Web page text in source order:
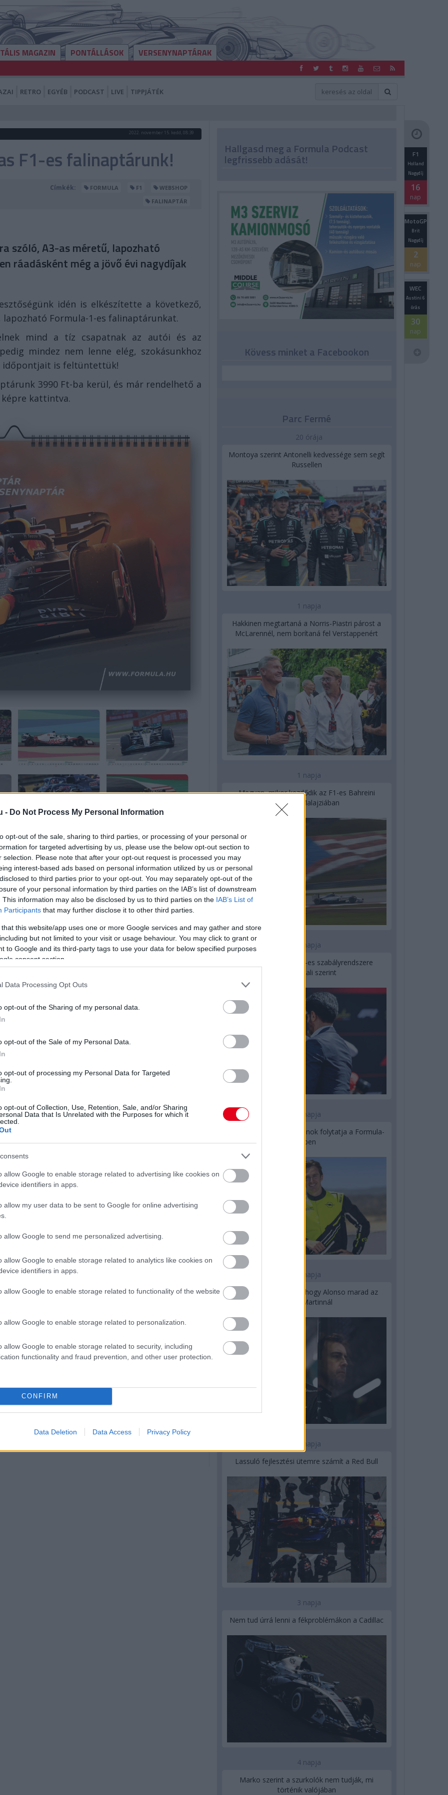
- Do Not Process My Personal Information
opt-out of the sale, sharing to third parties, or processing of your personal or
for targeted advertising by us, please use the below opt-out section to
selection. Please note that after your opt-out request is processed you may
interest-based ads based on personal information utilized by us or personal
to third parties prior to your opt-out. You may separately opt-out of the
of your personal information by third parties on the IAB’s list of downstream
This information may also be disclosed by us to third parties on the IAB’s List of
Participants that may further disclose it to other third parties.
that this website/app uses one or more Google services and may gather and store
but not limited to your visit or usage behaviour. You may click to grant or
to Google and its third-party tags to use your data for below specified purposes
consent section.
Data Processing Opt Outs
opt-out of the Sharing of my personal data.
opt-out of the Sale of my Personal Data.
opt-out of processing my Personal Data for Targeted
opt-out of Collection, Use, Retention, Sale, and/or Sharing
Data that Is Unrelated with the Purposes for which it
allow Google to enable storage related to advertising like cookies on
identifiers in apps.
allow my user data to be sent to Google for online advertising
allow Google to send me personalized advertising.
allow Google to enable storage related to analytics like cookies on
identifiers in apps.
allow Google to enable storage related to functionality of the website
allow Google to enable storage related to personalization.
allow Google to enable storage related to security, including
functionality and fraud prevention, and other user protection.
CONFIRM
Data Deletion Data Access Privacy Policy
MAGAZIN PONTÁLLÁSOK VERSENYNAPTÁRAK
RETRO EGYÉB PODCAST LIVE TIPPJÁTÉK
2022. november 15. kedd, 08:39
F1-es falinaptárunk!
Címkék: FORMULA F1
WEBSHOP
FALINAPTÁR
szóló, A3-as méretű, lapozható
ráadásként még a jövő évi nagydíjak
idén is elkészítette a következő,
lapozható Formula-1-es falinaptárunkat.
mind a tíz csapatnak az autói és az
mindez nem lenne elég, szokásunkhoz
időpontjait is feltüntettük!
3990 Ft-ba kerül, és már rendelhető a
kattintva.
további termékeink is elérhetők a
jár szokásos köteteink, az Autósport
idei kiadásainak készítése, amelyek rövidesen
az alábbi gombokkal:
A pilóták kérték,
de a csapatok
leszavazták a
Kormányzati
támogatás nélkül
Miért tud
folyamatosan így
fejleszteni a
Ferrari?
Red Bull: Óriási a
elejéhez képest
Hallgasd meg a Formula Podcast
legfrissebb adását! F1
Holland
Nagydíj
16
nap
MotoGP
Brit
Nagydíj
2
nap
WEC
Austini 6
órás
30
nap
Kövess minket a Facebookon
Parc Fermé
20 órája
Montoya szerint Antonelli kedvessége sem segít
Russellen
1 napja
Hakkinen megtartaná a Norris-Piastri párost a
McLarennél, nem borítaná fel Verstappenért
1 napja
Megvan, mikor kezdődik az F1-es Bahreini
Nagydíj Malajziában
2 napja
Ilyen lehet a jövő F1-es szabályrendszere
Domenicali szerint
2 napja
Újabb korábbi F2-es bajnok folytatja a Formula-
E-ben
3 napja
Newey biztos benne, hogy Alonso marad az
Aston Martinnál
3 napja
Lassuló fejlesztési ütemre számít a Red Bull
3 napja
Nem tud úrrá lenni a fékproblémákon a Cadillac
4 napja
Marko szerint a szurkolók nem tudják, mi
történik valójában